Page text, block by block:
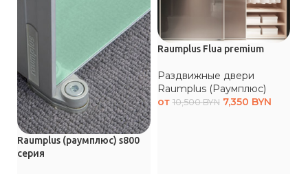
Raumplus (раумплюс) s800
серия
Raumplus Flua premium
Раздвижные двери
Raumplus (Раумплюс)
от 10,500BYN 7,350 BYN